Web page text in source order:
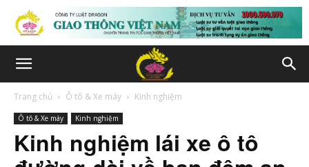
Trang chủ Ô tô & Xe máy Kinh nghiệm
Ô tô & Xe máy Kinh nghiệm
Kinh nghiệm lái xe ô tô